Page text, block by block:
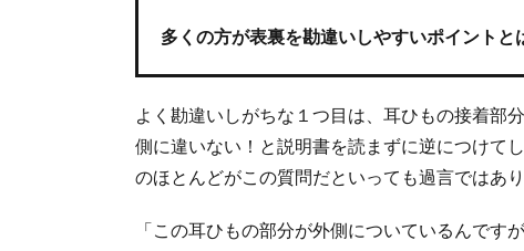
多くの方が表裏を勘違いしやすいポイントと
よく勘違いしがちな１つ目は、耳ひもの接着部
側に違いない！と説明書を読まずに逆につけて
のほとんどがこの質問だといっても過言ではあり
「この耳ひもの部分が外側についているんです